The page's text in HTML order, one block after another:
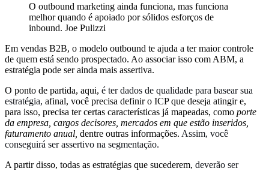
O outbound marketing ainda funciona, mas funciona
melhor quando é apoiado por sólidos esforços de
inbound. Joe Pulizzi
Em vendas B2B, o modelo outbound te ajuda a ter maior controle
de quem está sendo prospectado. Ao associar isso com ABM, a
estratégia pode ser ainda mais assertiva.
O ponto de partida, aqui, é ter dados de qualidade para basear sua
estratégia, afinal, você precisa definir o ICP que deseja atingir e,
para isso, precisa ter certas características já mapeadas, como porte
da empresa, cargos decisores, mercados em que estão inseridos,
faturamento anual, dentre outras informações. Assim, você
conseguirá ser assertivo na segmentação.
A partir disso, todas as estratégias que sucederem, deverão ser